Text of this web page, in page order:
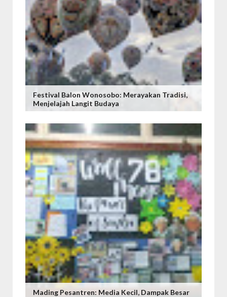
Festival Balon Wonosobo: Merayakan Tradisi,
Menjelajah Langit Budaya
Mading Pesantren: Media Kecil, Dampak Besar